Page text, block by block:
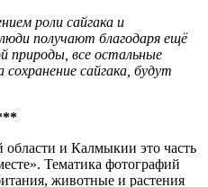
роли сайгака и
получают благодаря ещё
природы, все остальные
сайгака, будут
и Калмыкии это часть
Тематика фотографий
животные и растения